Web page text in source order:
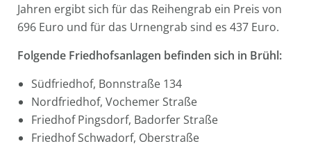
Jahren ergibt sich für das Reihengrab ein Preis von
696 Euro und für das Urnengrab sind es 437 Euro.
Folgende Friedhofsanlagen befinden sich in Brühl:
Südfriedhof, Bonnstraße 134
Nordfriedhof, Vochemer Straße
Friedhof Pingsdorf, Badorfer Straße
Friedhof Schwadorf, Oberstraße